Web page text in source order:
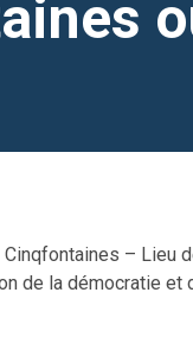
Cinqfontaines – Lieu
de la démocratie et